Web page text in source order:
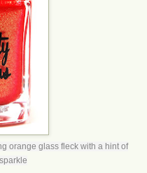
orange glass fleck with a hint of